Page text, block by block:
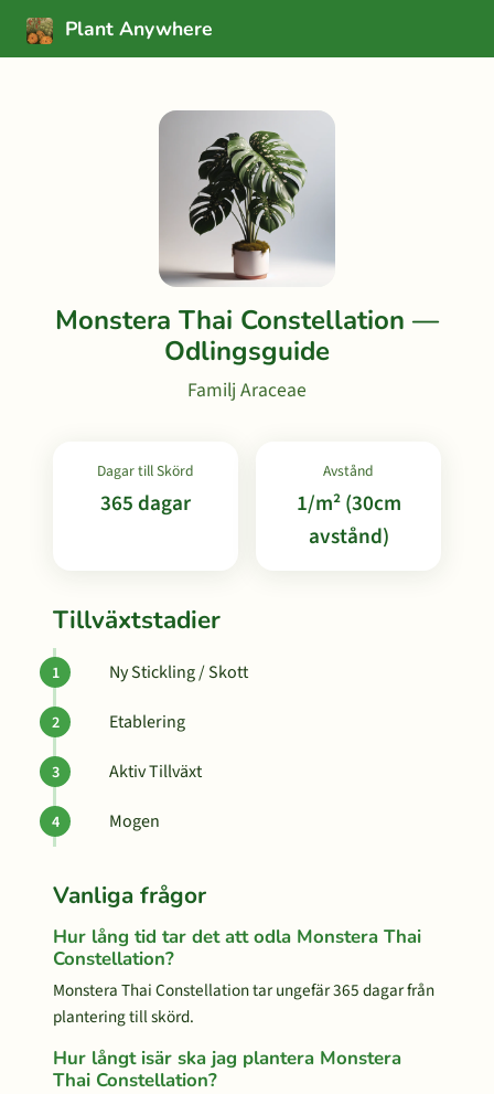
Plant Anywhere
Monstera Thai Constellation —
Odlingsguide
Familj Araceae
Dagar till Skörd
365 dagar
Avstånd
1/m² (30cm
avstånd)
Tillväxtstadier
Ny Stickling / Skott
Etablering
Aktiv Tillväxt
Mogen
Vanliga frågor
Hur lång tid tar det att odla Monstera Thai
Constellation?
Monstera Thai Constellation tar ungefär 365 dagar från
plantering till skörd.
Hur långt isär ska jag plantera Monstera
Thai Constellation?